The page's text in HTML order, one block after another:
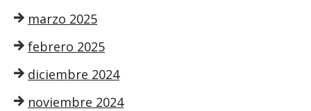
marzo 2025
febrero 2025
diciembre 2024
noviembre 2024